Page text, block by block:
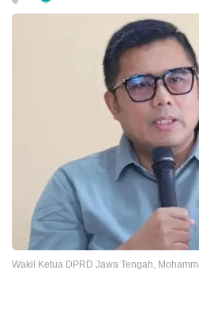
Wakil Ketua DPRD Jawa Tengah,